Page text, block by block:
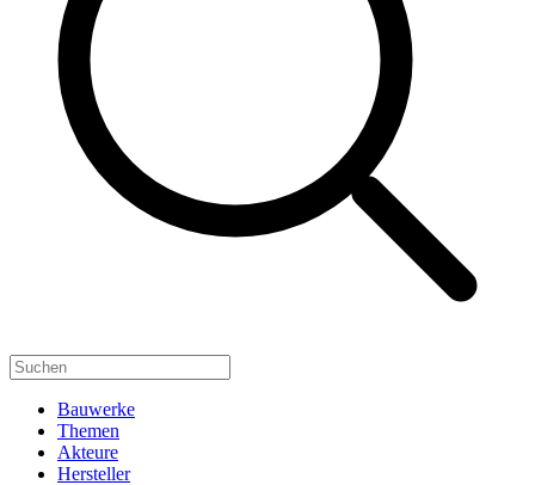
Bauwerke
Themen
Akteure
Hersteller